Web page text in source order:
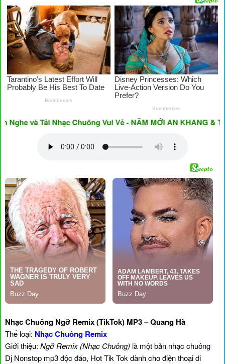
và Tải Nhạc Chuông Vui Vẻ - NĂM MỚI AN KHANG & THỊNH
Nhạc Chuông Ngỡ Remix (TikTok) MP3 – Quang Hà
Thể loại: Nhạc Chuông Remix
Giới thiệu: Ngỡ Remix (Nhạc Chuông) là một bản nhạc chuông
Dj Nonstop mp3 độc đáo, Hot Tik Tok dành cho điện thoại di